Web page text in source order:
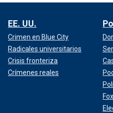
EE. UU.
Crimen en Blue City
Radicales universitarios
Crisis fronteriza
Crímenes reales